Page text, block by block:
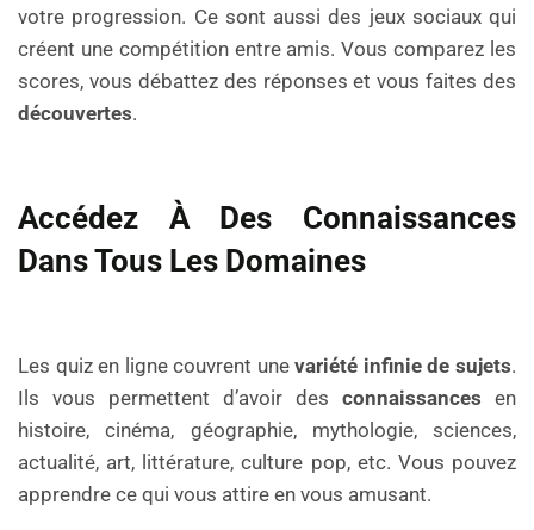
votre progression. Ce sont aussi des jeux sociaux qui
créent une compétition entre amis. Vous comparez les
scores, vous débattez des réponses et vous faites des
découvertes.
Accédez À Des Connaissances
Dans Tous Les Domaines
Les quiz en ligne couvrent unevariété infinie de sujets.
Ils vous permettent d’avoir des connaissances en
histoire, cinéma, géographie, mythologie, sciences,
actualité, art, littérature, culture pop, etc. Vous pouvez
apprendre ce qui vous attire en vous amusant.